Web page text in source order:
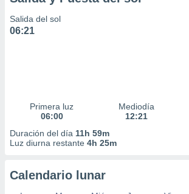
Salida del sol
06:21
Primera luz
06:00
Mediodía
12:21
Duración del día 11h 59m
Luz diurna restante 4h 25m
Calendario lunar